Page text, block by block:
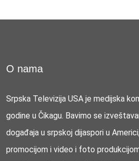
O nama
Srpska Televizija USA je medijska
godine u Čikagu. Bavimo se
događaja u srpskoj dijaspori u
promocijom i video i foto